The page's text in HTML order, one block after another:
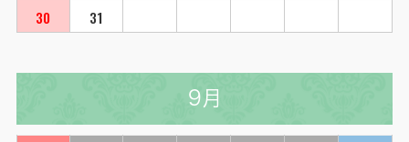
30
31
9月